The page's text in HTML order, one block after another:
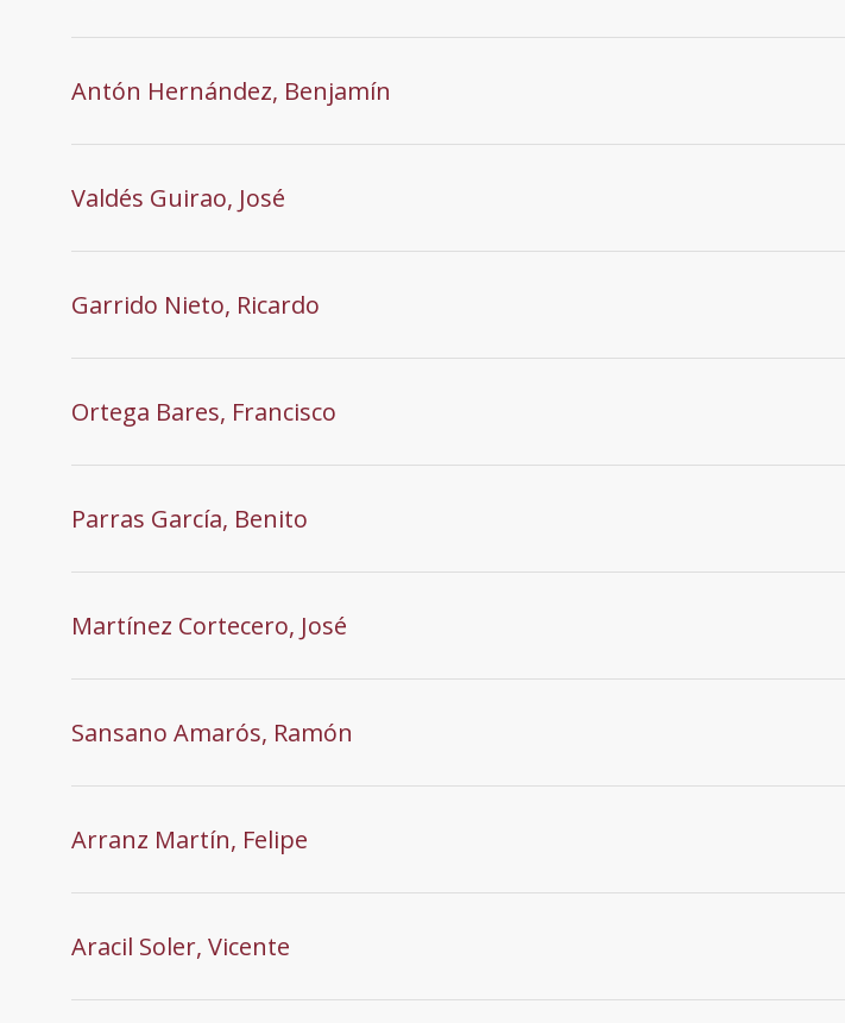
Antón Hernández, Benjamín
Valdés Guirao, José
Garrido Nieto, Ricardo
Ortega Bares, Francisco
Parras García, Benito
Martínez Cortecero, José
Sansano Amarós, Ramón
Arranz Martín, Felipe
Aracil Soler, Vicente